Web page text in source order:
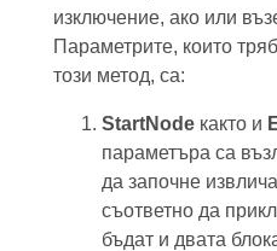
изключение, ако или
Параметрите, които
този метод, са:
StartNodeкакто и
параметъра са
да започне
съответно да
бъдат и двата